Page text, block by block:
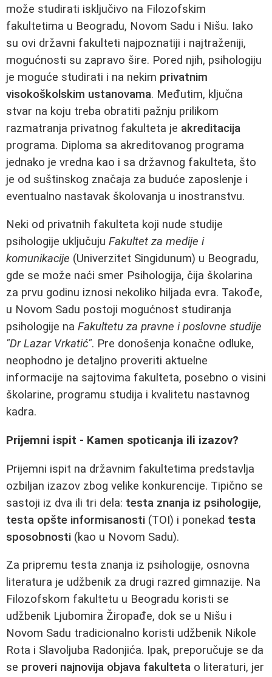
može studirati isključivo na Filozofskim
fakultetima u Beogradu, Novom Sadu i Nišu. Iako
su ovi državni fakulteti najpoznatiji i najtraženiji,
mogućnosti su zapravo šire. Pored njih, psihologiju
je moguće studirati i na nekim privatnim
visokoškolskim ustanovama. Međutim, ključna
stvar na koju treba obratiti pažnju prilikom
razmatranja privatnog fakulteta je akreditacija
programa. Diploma sa akreditovanog programa
jednako je vredna kao i sa državnog fakulteta, što
je od suštinskog značaja za buduće zaposlenje i
eventualno nastavak školovanja u inostranstvu.
Neki od privatnih fakulteta koji nude studije
psihologije uključuju Fakultet za medije i
komunikacije (Univerzitet Singidunum) u Beogradu,
gde se može naći smer Psihologija, čija školarina
za prvu godinu iznosi nekoliko hiljada evra. Takođe,
u Novom Sadu postoji mogućnost studiranja
psihologije na Fakultetu za pravne i poslovne studije
"Dr Lazar Vrkatić". Pre donošenja konačne odluke,
neophodno je detaljno proveriti aktuelne
informacije na sajtovima fakulteta, posebno o visini
školarine, programu studija i kvalitetu nastavnog
kadra.
Prijemni ispit - Kamen spoticanja ili izazov?
Prijemni ispit na državnim fakultetima predstavlja
ozbiljan izazov zbog velike konkurencije. Tipično se
sastoji iz dva ili tri dela: testa znanja iz psihologije,
testa opšte informisanosti (TOI) i ponekad testa
sposobnosti (kao u Novom Sadu).
Za pripremu testa znanja iz psihologije, osnovna
literatura je udžbenik za drugi razred gimnazije. Na
Filozofskom fakultetu u Beogradu koristi se
udžbenik Ljubomira Žiropađe, dok se u Nišu i
Novom Sadu tradicionalno koristi udžbenik Nikole
Rota i Slavoljuba Radonjića. Ipak, preporučuje se da
se proveri najnovija objava fakulteta o literaturi, jer